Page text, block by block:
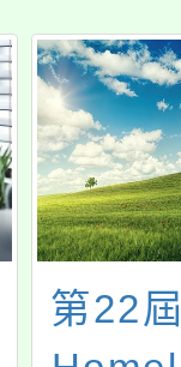
第22